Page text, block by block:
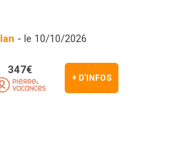
- le 10/10/2026
+ D'INFOS
347€